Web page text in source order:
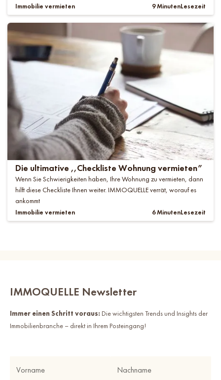
Immobilie vermieten 9 MinutenLesezeit
Die ultimative ,,Checkliste Wohnung vermieten”
Wenn Sie Schwierigkeiten haben, Ihre Wohnung zu vermieten, dann
hilft diese Checkliste Ihnen weiter. IMMOQUELLE verrät, worauf es
ankommt
Immobilie vermieten 6 MinutenLesezeit
IMMOQUELLE Newsletter
Immer einen Schritt voraus: Die wichtigsten Trends und Insights der
Immobilienbranche – direkt in Ihrem Posteingang!